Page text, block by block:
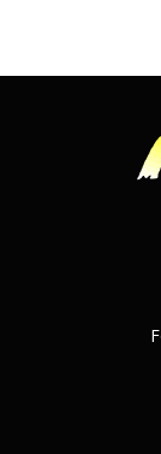
Alternative: